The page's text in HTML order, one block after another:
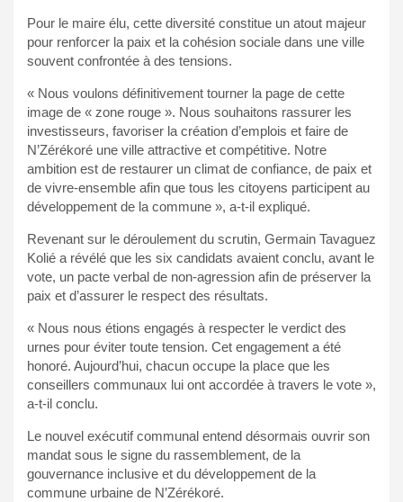
Pour le maire élu, cette diversité constitue un atout majeur
pour renforcer la paix et la cohésion sociale dans une ville
souvent confrontée à des tensions.
« Nous voulons définitivement tourner la page de cette
image de « zone rouge ». Nous souhaitons rassurer les
investisseurs, favoriser la création d’emplois et faire de
N’Zérékoré une ville attractive et compétitive. Notre
ambition est de restaurer un climat de confiance, de paix et
de vivre-ensemble afin que tous les citoyens participent au
développement de la commune », a-t-il expliqué.
Revenant sur le déroulement du scrutin, Germain Tavaguez
Kolié a révélé que les six candidats avaient conclu, avant le
vote, un pacte verbal de non-agression afin de préserver la
paix et d’assurer le respect des résultats.
« Nous nous étions engagés à respecter le verdict des
urnes pour éviter toute tension. Cet engagement a été
honoré. Aujourd’hui, chacun occupe la place que les
conseillers communaux lui ont accordée à travers le vote »,
a-t-il conclu.
Le nouvel exécutif communal entend désormais ouvrir son
mandat sous le signe du rassemblement, de la
gouvernance inclusive et du développement de la
commune urbaine de N’Zérékoré.